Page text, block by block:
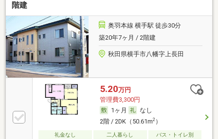
階建
奥羽本線 横手駅 徒歩30分
築20年7ヶ月 / 2階建
秋田県横手市八幡字上長田
5.20万円
管理費3,300円
1ヶ月
なし
2階 / 2DK（50.61m2）
礼金なし 二人暮らし
バス・トイレ別